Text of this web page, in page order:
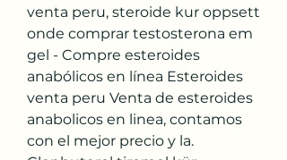
venta peru, steroide kur oppsett
onde comprar testosterona em
gel - Compre esteroides
anabólicos en línea Esteroides
venta peru Venta de esteroides
anabolicos en linea, contamos
con el mejor precio y la.